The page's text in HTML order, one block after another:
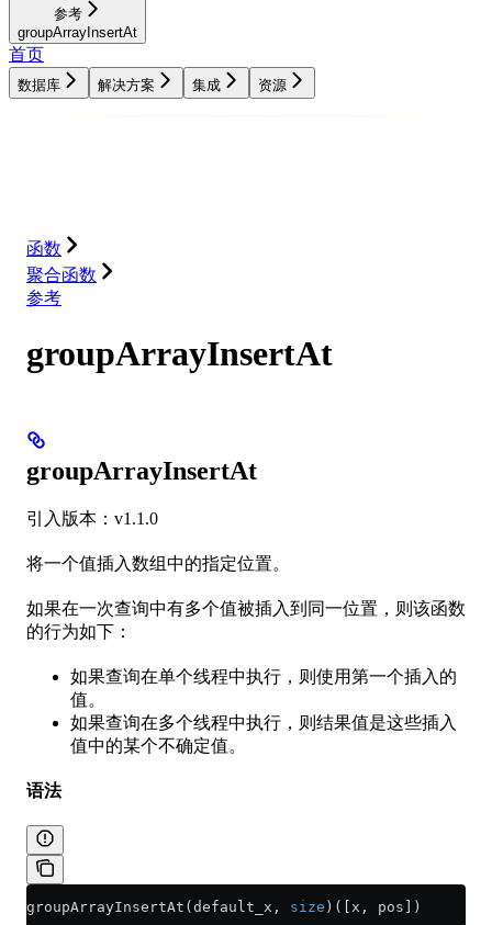
参考
groupArrayInsertAt
首页
数据库 解决方案 集成 资源
函数
聚合函数
参考
groupArrayInsertAt
groupArrayInsertAt
引入版本：v1.1.0
将一个值插入数组中的指定位置。
如果在一次查询中有多个值被插入到同一位置，则该函数
的行为如下：
如果查询在单个线程中执行，则使用第一个插入的
值。
如果查询在多个线程中执行，则结果值是这些插入
值中的某个不确定值。
语法
groupArrayInsertAt(default_x, size )([x, pos])